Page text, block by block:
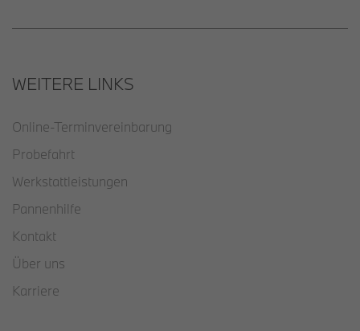
WEITERE LINKS
Online-Terminvereinbarung
Probefahrt
Werkstattleistungen
Pannenhilfe
Kontakt
Über uns
Karriere